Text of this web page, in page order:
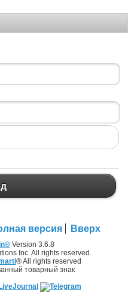
версия Вверх
Version 3.6.8
Inc. All rights reserved.
® All rights reserved
товарный знак